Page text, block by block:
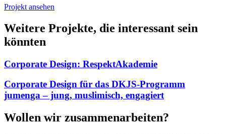
Projekt ansehen
Weitere Projekte, die interessant sein
könnten
Corporate Design: RespektAkademie
Corporate Design für das DKJS-Programm
jumenga – jung, muslimisch, engagiert
Wollen wir zusammenarbeiten?